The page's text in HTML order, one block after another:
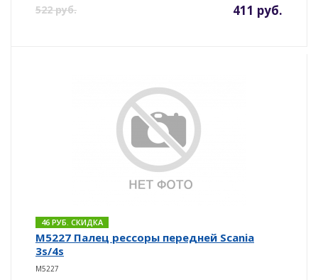
522 руб. 411 руб.
46 РУБ. СКИДКА
M5227 Палец рессоры передней Scania
3s/4s
M5227